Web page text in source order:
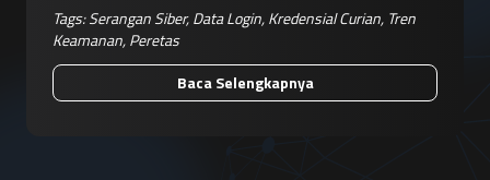
Tags:Serangan Siber,Data Login,Kredensial Curian, Tren
Keamanan,Peretas
Baca Selengkapnya